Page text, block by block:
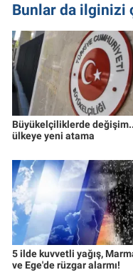
Bunlar da ilginizi
Büyükelçiliklerde
ülkeye yeni atama
5 ilde kuvvetli yağış,
ve Ege'de rüzgar alarmı!